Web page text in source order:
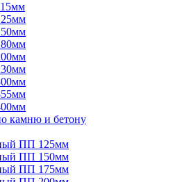
камню и бетону
ПП 125мм
ПП 150мм
ПП 175мм